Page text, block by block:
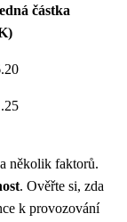
částka
několik faktorů.
. Ověřte si, zda
k provozování